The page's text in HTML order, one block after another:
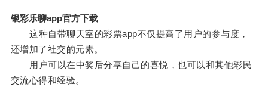
银彩乐聊app官方下载
这种自带聊天室的彩票app不仅提高了用户的参与度，
还增加了社交的元素。
用户可以在中奖后分享自己的喜悦，也可以和其他彩民
交流心得和经验。